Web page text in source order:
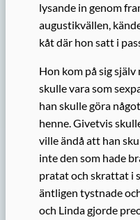
lysande in genom
augustikvällen,
kåt där hon satt i
Hon kom på sig
skulle vara som
han skulle göra
henne. Givetvis
ville ändå att han
inte den som hade
pratat och skrattat i
äntligen tystnade
och Linda gjorde